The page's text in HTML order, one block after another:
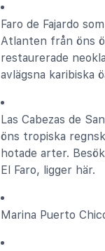
Faro de Fajardo
Atlanten från öns
restaurerade
avlägsna karibiska
Las Cabezas de
öns tropiska
hotade arter.
El Faro, ligger här.
Marina Puerto